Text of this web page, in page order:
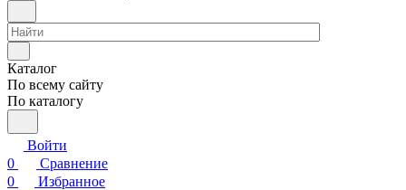
Каталог
По всему сайту
По каталогу
Войти
0
Сравнение
0
Избранное